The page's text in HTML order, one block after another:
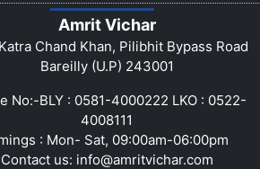
Amrit Vichar
Chand Khan, Pilibhit Bypass Road
Bareilly (U.P) 243001
No:-BLY : 0581-4000222 LKO : 0522-
4008111
: Mon- Sat, 09:00am-06:00pm
Contact us: info@amritvichar.com